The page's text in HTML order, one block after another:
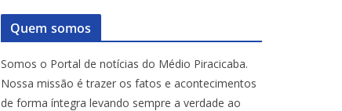
Quem somos
Somos o Portal de notícias do Médio Piracicaba.
Nossa missão é trazer os fatos e acontecimentos
de forma íntegra levando sempre a verdade ao